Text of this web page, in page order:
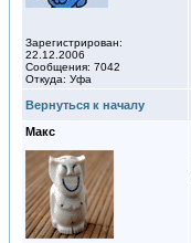
Зарегистрирован:
22.12.2006
Сообщения: 7042
Откуда: Уфа
Вернуться к началу
Макс